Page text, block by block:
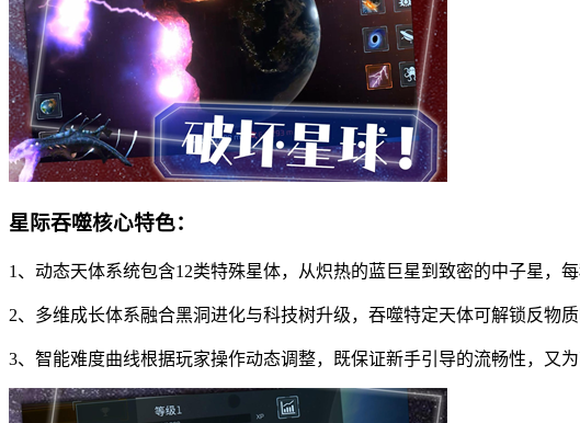
星际吞噬核心特色：
1、动态天体系统包含12类特殊星体，从炽热的蓝巨星到致密的中子星，
2、多维成长体系融合黑洞进化与科技树升级，吞噬特定天体可解锁反物
3、智能难度曲线根据玩家操作动态调整，既保证新手引导的流畅性，又